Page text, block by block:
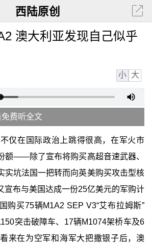
西陆原创
澳大利亚发现自己似乎
小 大
费听全文
仅在国际政治上跳得很高，在军火市
额——除了宣布将购买高超音速武器、
实坑法国一把转而向英美购买攻击型核
宣布与美国达成一份25亿美元的军购计
购买75辆M1A2 SEP V3“艾布拉姆斯”
突击破障车、17辆M1074架桥车及6
来在为空军和海军大把撒银子后，澳